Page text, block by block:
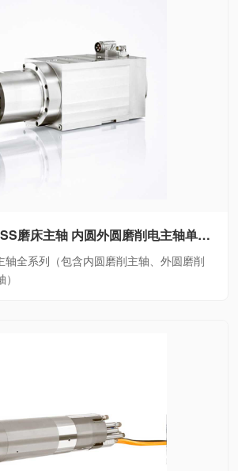
德国WEISS WEISS磨床主轴 内圆外圆磨削电主轴单元WEISS磨削主轴全系列（包含内圆磨削主轴、外圆磨削主轴、砂轮修整主轴）
全系列（包含内圆磨削主轴、外圆磨削